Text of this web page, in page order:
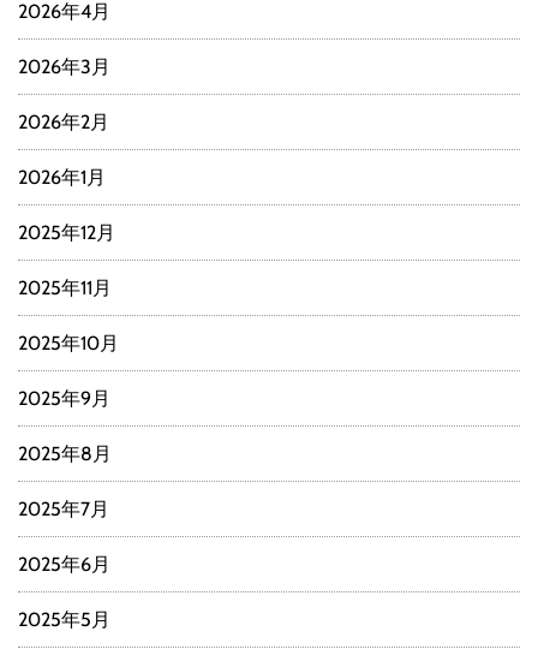
2026年4月
2026年3月
2026年2月
2026年1月
2025年12月
2025年11月
2025年10月
2025年9月
2025年8月
2025年7月
2025年6月
2025年5月